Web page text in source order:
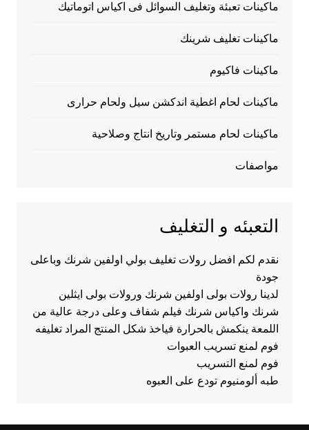
ماكينات تعبئة وتغليف السوائل فى اكياس اتوماتيك
ماكينات تغليف شرينك
ماكينات فاكيوم
ماكينات لحام اغطية اندكشن سيل ولحام حرارى
ماكينات لحام مستمر وتاريخ انتاج وصلاحية
مواصفات
التعبئه و التغليف
نقدم لكم افضل رولات تغليف بولي اولفين شرنك وباعلى
جودة
لدينا رولات بولى اولفين شرنك ورولات بولى ايثلين
شرنك واكياس شرنك فيلم شفاف وعلى درجة عالية من
اللمعة ينكمش بالحرارة فياخذ شكل المنتج المراد تغليفه
فوم لمنع تسريب العبوات
فوم لمنع التسريب
طبه ألومنيوم تودع على العبوه